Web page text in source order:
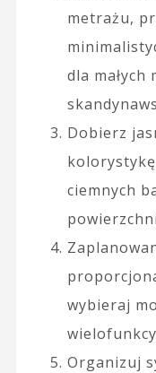
metrażu,
dla
Dobierz
ciemnych
wybieraj
Organizuj